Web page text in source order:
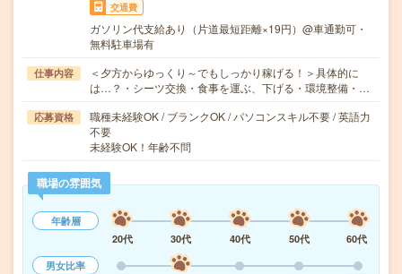
交通費
ガソリン代支給あり（片道最短距離×19円）@車通勤可・
無料駐車場有
仕事内容
＜夕方からゆっくり～でもしっかり稼げる！＞具体的に
は…？・シーツ交換・食事を運ぶ、下げる・環境整備・…
応募資格
職種未経験OK / ブランクOK / パソコンスキル不要 / 英語力
不要
未経験OK！年齢不問
職場の雰囲気
年齢層
20代
30代 40代 50代
60代
男女比率